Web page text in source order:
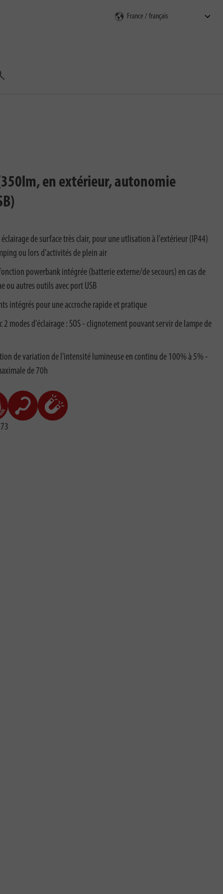
en extérieur, autonomie
de surface très clair, pour une utlisation à l'extérieur (IP44)
ou lors d'activités de plein air
powerbank intégrée (batterie externe/de secours) en cas de
ou autres outils avec port USB
intégrés pour une accroche rapide et pratique
2 modes d'éclairage : SOS - clignotement pouvant servir de lampe de
de variation de l'intensité lumineuse en continu de 100% à 5% -
de 70h